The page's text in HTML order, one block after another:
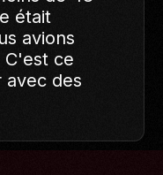
délais,
visuelle."